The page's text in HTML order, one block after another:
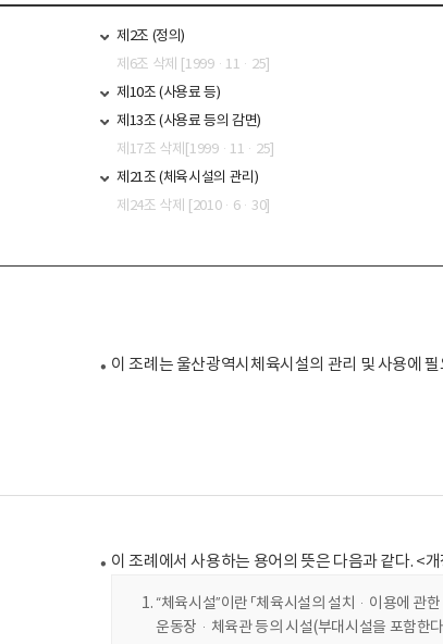
제2조 (정의)
제6조 삭제 [1999·11·25]
제10조 (사용료 등)
제13조 (사용료 등의 감면)
제17조 삭제[1999·11·25]
제21조 (체육시설의 관리)
제24조 삭제 [2010·6·30]
이 조례는 울산광역시체육시설의 관리 및 사용에
이 조례에서 사용하는 용어의 뜻은 다음과 같다. <
“체육시설”이란 「체육시설의 설치·이용에 관
운동장·체육관 등의 시설(부대시설을 포함한